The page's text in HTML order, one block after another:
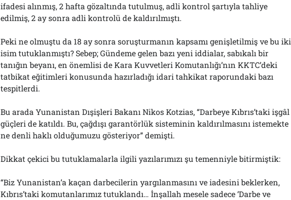
ifadesi alınmış, 2 hafta gözaltında tutulmuş, adli kontrol şartıyla tahliye
edilmiş, 2 ay sonra adli kontrolü de kaldırılmıştı.
Peki ne olmuştu da 18 ay sonra soruşturmanın kapsamı genişletilmiş ve bu iki
isim tutuklanmıştı? Sebep; Gündeme gelen bazı yeni iddialar, sabıkalı bir
tanığın beyanı, en önemlisi de Kara Kuvvetleri Komutanlığı’nın KKTC’deki
tatbikat eğitimleri konusunda hazırladığı idari tahkikat raporundaki bazı
tespitlerdi.
Bu arada Yunanistan Dışişleri Bakanı Nikos Kotzias, “Darbeye Kıbrıs’taki işgâl
güçleri de katıldı. Bu, çağdışı garantörlük sisteminin kaldırılmasını istemekte
ne denli haklı olduğumuzu gösteriyor” demişti.
Dikkat çekici bu tutuklamalarla ilgili yazılarımızı şu temenniyle bitirmiştik:
“Biz Yunanistan’a kaçan darbecilerin yargılanmasını ve iadesini beklerken,
Kıbrıs’taki komutanlarımız tutuklandı… İnşallah mesele sadece ‘Darbe ve